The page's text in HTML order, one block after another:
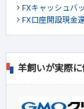
FXキャッシュバ
FX口座開設現金
羊飼いが実際に